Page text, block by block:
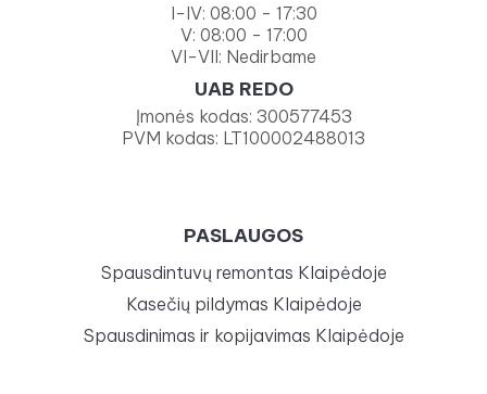
I-IV: 08:00 - 17:30
V: 08:00 - 17:00
VI-VII: Nedirbame
UAB REDO
Įmonės kodas: 300577453
PVM kodas: LT100002488013
PASLAUGOS
Spausdintuvų remontas Klaipėdoje
Kasečių pildymas Klaipėdoje
Spausdinimas ir kopijavimas Klaipėdoje